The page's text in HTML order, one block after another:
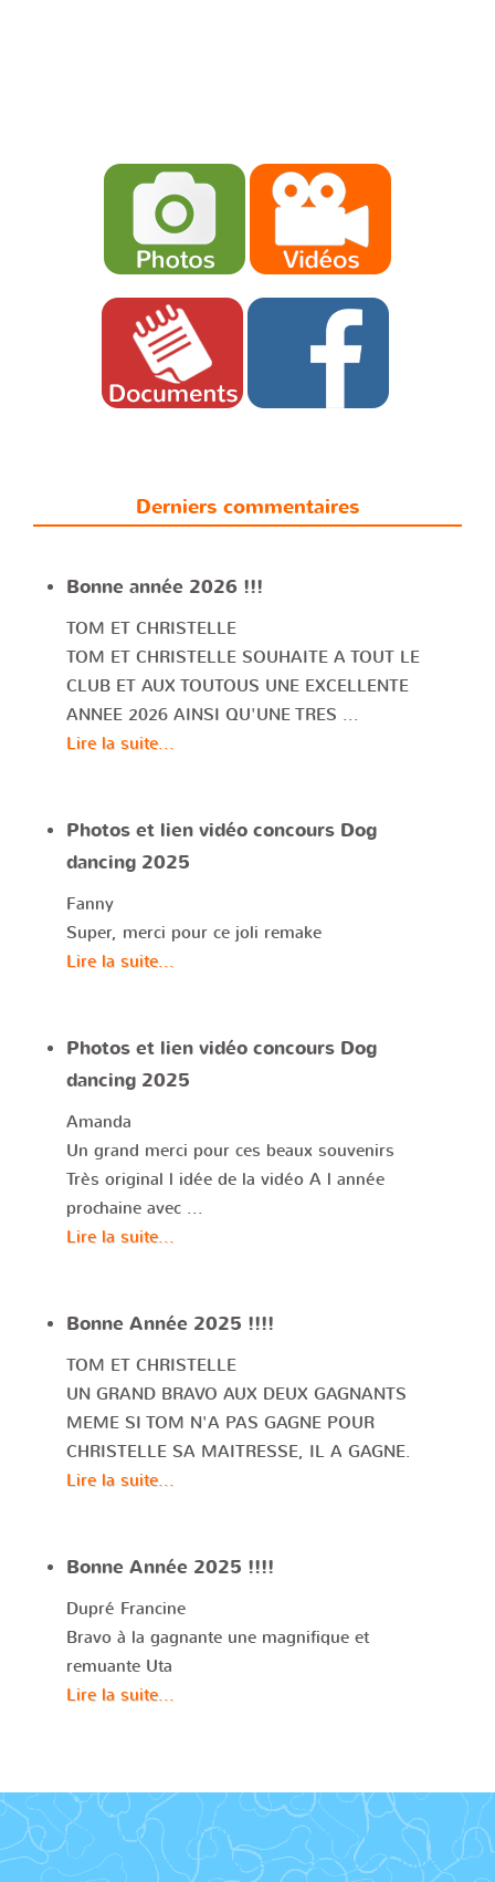
Derniers commentaires
Bonne année 2026 !!!
TOM ET CHRISTELLE
TOM ET CHRISTELLE SOUHAITE A TOUT LE
CLUB ET AUX TOUTOUS UNE EXCELLENTE
ANNEE 2026 AINSI QU'UNE TRES ...
Lire la suite...
Photos et lien vidéo concours Dog
dancing 2025
Fanny
Super, merci pour ce joli remake
Lire la suite...
Photos et lien vidéo concours Dog
dancing 2025
Amanda
Un grand merci pour ces beaux souvenirs
Très original l idée de la vidéo A l année
prochaine avec ...
Lire la suite...
Bonne Année 2025 !!!!
TOM ET CHRISTELLE
UN GRAND BRAVO AUX DEUX GAGNANTS
MEME SI TOM N'A PAS GAGNE POUR
CHRISTELLE SA MAITRESSE, IL A GAGNE.
Lire la suite...
Bonne Année 2025 !!!!
Dupré Francine
Bravo à la gagnante une magnifique et
remuante Uta
Lire la suite...
Le club canin de Loon Plage, mieux comprendre votre
chien, améliorer le quotidien au sein de la famille.